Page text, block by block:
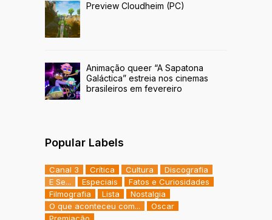
Preview Cloudheim (PC)
Animação queer “A Sapatona
Galáctica” estreia nos cinemas
brasileiros em fevereiro
Popular Labels
Canal 3 Crítica Cultura
Discografia
E Se...
Especiais
Fatos e Curiosidades
Filmografia
Lista
Nostalgia
O que aconteceu com...
Oscar